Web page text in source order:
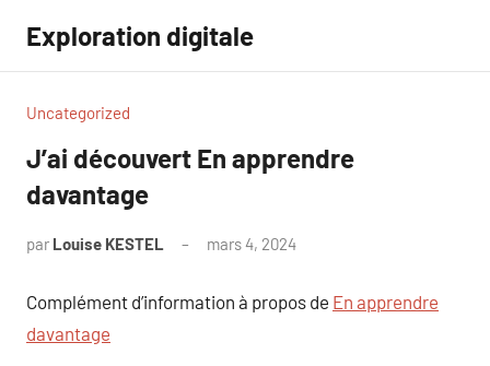
contenu
Exploration digitale
Uncategorized
J’ai découvert En apprendre
davantage
par Louise KESTEL mars 4, 2024
Complément d’information à propos de En apprendre
davantage